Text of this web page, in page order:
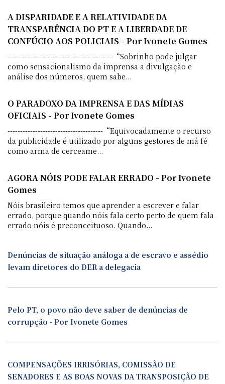
A DISPARIDADE E A RELATIVIDADE DA
TRANSPARÊNCIA DO PT E A LIBERDADE DE
CONFÚCIO AOS POLICIAIS - Por Ivonete Gomes
------------------------------------------“Sobrinho pode julgar
como sensacionalismo da imprensa a divulgação e
análise dos números, quem sabe...
O PARADOXO DA IMPRENSA E DAS MÍDIAS
OFICIAIS - Por Ivonete Gomes
--------------------------------------“Equivocadamente o recurso
da publicidade é utilizado por alguns gestores de má fé
como arma de cerceame...
AGORA NÓIS PODE FALAR ERRADO - Por Ivonete
Gomes
Nóis brasileiro temos que aprender a escrever e falar
errado, porque quando nóis fala certo perto de quem fala
errado nóis é preconceituoso. Quando...
Denúncias de situação análoga a de escravo e assédio
levam diretores do DER a delegacia
Pelo PT, o povo não deve saber de denúncias de
corrupção - Por Ivonete Gomes
COMPENSAÇÕES IRRISÓRIAS, COMISSÃO DE
SENADORES E AS BOAS NOVAS DA TRANSPOSIÇÃO DE